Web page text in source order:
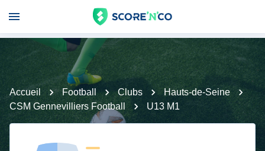
Accueil Football Clubs
Hauts-de-Seine
CSM Gennevilliers Football
U13 M1